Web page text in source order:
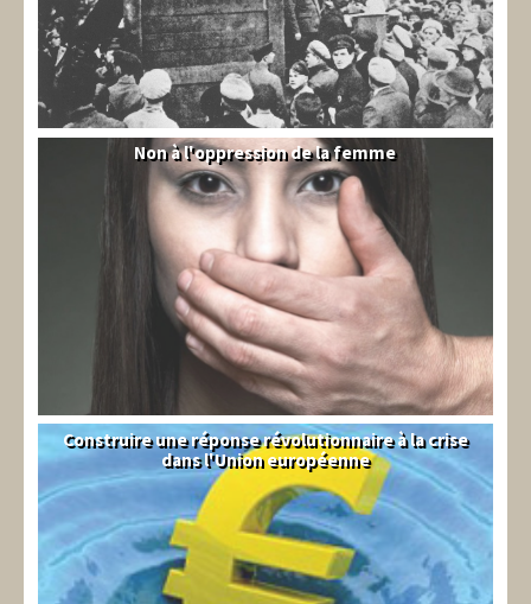
Syrie
Non à l'oppression de la femme
Syndical
Construire une réponse révolutionnaire à la crise
dans l'Union européenne